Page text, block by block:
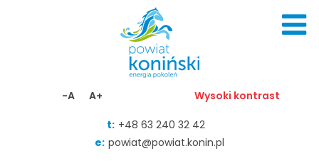
-A A+ Wysoki kontrast
t: +48 63 240 32 42
e: powiat@powiat.konin.pl